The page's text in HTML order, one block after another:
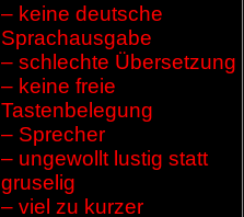
– keine deutsche
Sprachausgabe
– schlechte Übersetzung
– keine freie
Tastenbelegung
– Sprecher
– ungewollt lustig statt
gruselig
– viel zu kurzer